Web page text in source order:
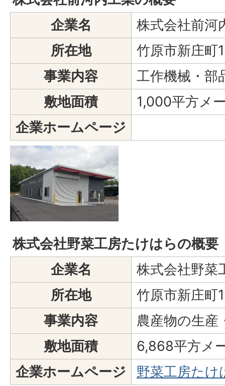
企業名
株式会社前河
所在地
竹原市新庄町
事業内容
工作機械・部
敷地面積
1,000平方メ
企業ホームページ
株式会社野菜工房たけはらの概要
企業名
株式会社野菜
所在地
竹原市新庄町
事業内容
農産物の生産
敷地面積
6,868平方メ
企業ホームページ
野菜工房た